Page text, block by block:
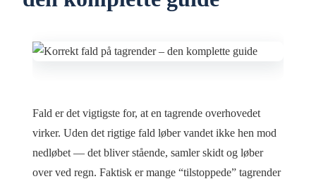
Fald er det vigtigste for, at en tagrende overhovedet
virker. Uden det rigtige fald løber vandet ikke hen mod
nedløbet — det bliver stående, samler skidt og løber
over ved regn. Faktisk er mange “tilstoppede” tagrender